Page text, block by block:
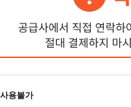
사용불가